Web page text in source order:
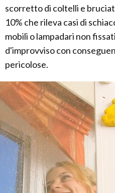
scorretto di coltelli e
10% che rileva casi di
mobili o lampadari non
d'improvviso con
pericolose.